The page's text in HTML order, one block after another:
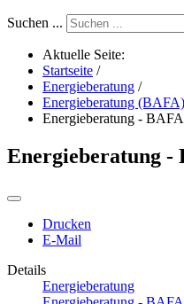
Suchen ...
Aktuelle Seite:
Startseite /
Energieberatung /
Energieberatung (BAFA)
Energieberatung -
Energieberatung -
Drucken
E-Mail
Details
Energieberatung